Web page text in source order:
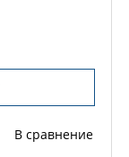
В сравнение